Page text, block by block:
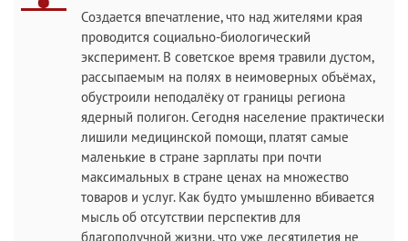
Создается впечатление, что над жителями края
проводится социально-биологический
эксперимент. В советское время травили дустом,
рассыпаемым на полях в неимоверных объёмах,
обустроили неподалёку от границы региона
ядерный полигон. Сегодня население практически
лишили медицинской помощи, платят самые
маленькие в стране зарплаты при почти
максимальных в стране ценах на множество
товаров и услуг. Как будто умышленно вбивается
мысль об отсутствии перспектив для
благополучной жизни, что уже десятилетия не